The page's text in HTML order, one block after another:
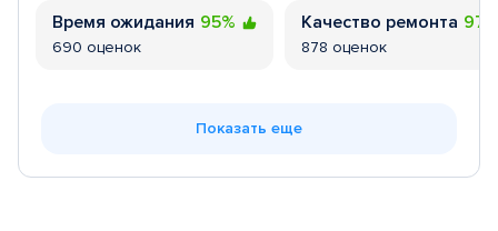
Время ожидания 95%
690 оценок
Качество ремонта
878 оценок
Показать еще